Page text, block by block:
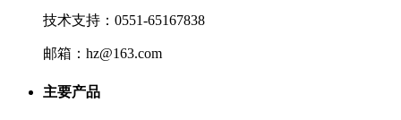
技术支持：0551-65167838
邮箱：hz@163.com
主要产品